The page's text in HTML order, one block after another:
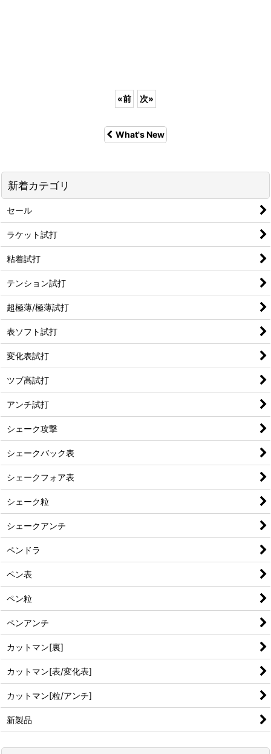
«前 次»
What's New
新着カテゴリ
セール
ラケット試打
粘着試打
テンション試打
超極薄/極薄試打
表ソフト試打
変化表試打
ツブ高試打
アンチ試打
シェーク攻撃
シェークバック表
シェークフォア表
シェーク粒
シェークアンチ
ペンドラ
ペン表
ペン粒
ペンアンチ
カットマン[裏]
カットマン[表/変化表]
カットマン[粒/アンチ]
新製品